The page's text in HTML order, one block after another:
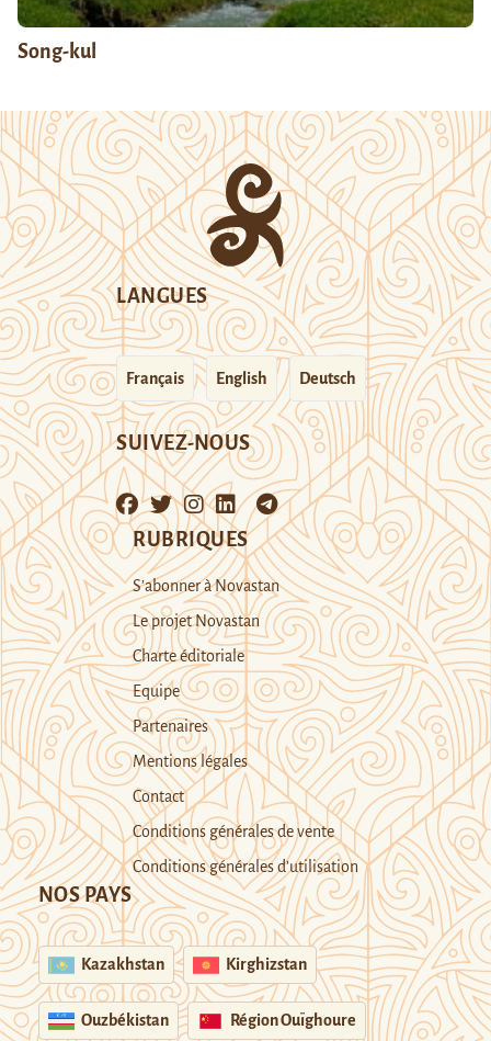
Song-kul
LANGUES
Français English Deutsch
SUIVEZ-NOUS
RUBRIQUES
S’abonner à Novastan
Le projet Novastan
Charte éditoriale
Equipe
Partenaires
Mentions légales
Contact
Conditions générales de vente
Conditions générales d’utilisation
NOS PAYS
Kazakhstan Kirghizstan
Ouzbékistan Région Ouïghoure